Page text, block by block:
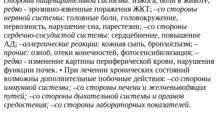
редко - эрозивно-язвенные поражения ЖКТ; –со стороны
нервной системы: головные боли, головокружение,
нервозность, нарушение сна, парестезии; –со стороны
сердечно-сосудистой системы: сердцебиение, повышение
АД; –аллергические реакции: кожная сыпь, бронхоспазм; –
прочие: озноб, отеки конечностей, фотосенсибилизация; –
редко - изменение картины периферической крови, нарушения
функции почек. • При лечении хронических состояний
возможны дополнительные побочные действия: –со стороны
иммунной системы; –со стороны печени и желчевыводящих
путей; –со стороны дыхательной системы и органов
средостения; –со стороны лабораторных показателей.